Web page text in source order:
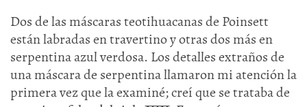
Dos de las máscaras teotihuacanas de Poinsett
están labradas en travertino y otras dos más en
serpentina azul verdosa. Los detalles extraños de
una máscara de serpentina llamaron mi atención la
primera vez que la examiné; creí que se trataba de